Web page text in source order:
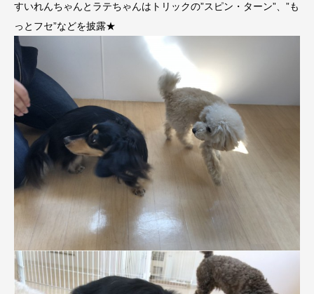
すいれんちゃんとラテちゃんはトリックの”スピン・ターン”、”も
っとフセ”などを披露★